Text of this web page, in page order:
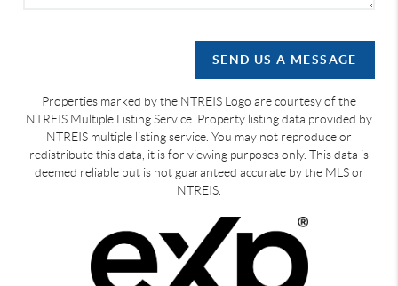
SEND US A MESSAGE
Properties marked by the NTREIS Logo are courtesy of the
NTREIS Multiple Listing Service. Property listing data provided by
NTREIS multiple listing service. You may not reproduce or
redistribute this data, it is for viewing purposes only. This data is
deemed reliable but is not guaranteed accurate by the MLS or
NTREIS.